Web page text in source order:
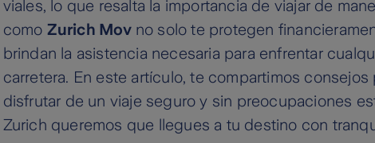
viales, lo que resalta la importancia de viajar de
como Zurich Mov no solo te protegen
brindan la asistencia necesaria para enfrentar
carretera. En este artículo, te compartimos
disfrutar de un viaje seguro y sin preocupaciones
Zurich queremos que llegues a tu destino con